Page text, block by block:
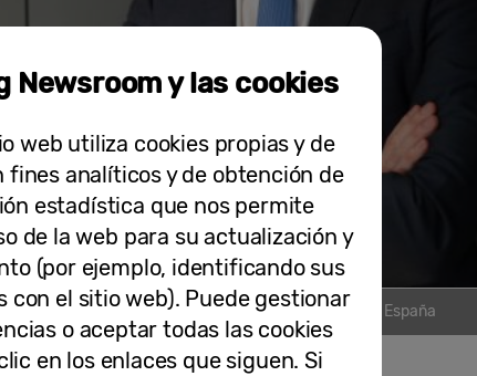
de negocio para Digital Appliances en Samsung España
Newsroom y las cookies
web utiliza cookies propias y de
fines analíticos y de obtención de
estadística que nos permite
de la web para su actualización y
(por ejemplo, identificando sus
con el sitio web). Puede gestionar
o aceptar todas las cookies
en los enlaces que siguen. Si